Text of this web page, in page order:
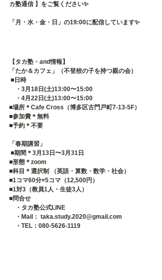
カ塾通信 】をご覧ください✨
「月・水・金・日」の19:00に配信しています✨
【タカ塾・and情報】
「たか＆カフェ」（不登校の子を持つ親の会）
■日時
・3月18日(土)13:00〜15:00
・4月22日(土)13:00〜15:00
■場所＊Cafe Cross（博多区古門戸町7-13-5F）
■参加費＊無料
■予約＊不要
「春期講習」
■期間＊3月13日〜3月31日
■形態＊zoom
■科目＊選択制 （英語・算数・数学・社会）
■1コマ60分×5コマ（12,500円）
■1対3（教員1人・生徒3人）
■問合せ
・タカ塾公式LINE
・Mail： taka.study.2020@gmail.com
・TEL：080-5626-1119